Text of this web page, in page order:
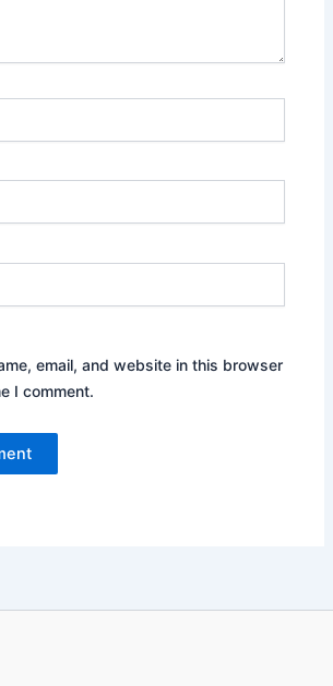
email, and website in this browser
I comment.